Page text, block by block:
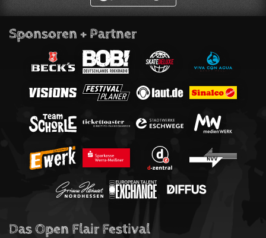
Sponsoren + Partner
Das Open Flair Festival